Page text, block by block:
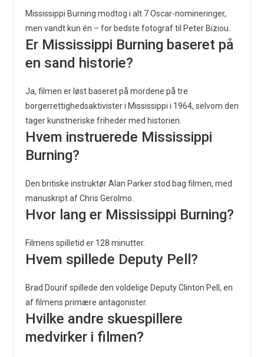
Mississippi Burning modtog i alt 7 Oscar-nomineringer,
men vandt kun én – for bedste fotograf til Peter Biziou.
Er Mississippi Burning baseret på
en sand historie?
Ja, filmen er løst baseret på mordene på tre
borgerrettighedsaktivister i Mississippi i 1964, selvom den
tager kunstneriske friheder med historien.
Hvem instruerede Mississippi
Burning?
Den britiske instruktør Alan Parker stod bag filmen, med
manuskript af Chris Gerolmo.
Hvor lang er Mississippi Burning?
Filmens spilletid er 128 minutter.
Hvem spillede Deputy Pell?
Brad Dourif spillede den voldelige Deputy Clinton Pell, en
af filmens primære antagonister.
Hvilke andre skuespillere
medvirker i filmen?